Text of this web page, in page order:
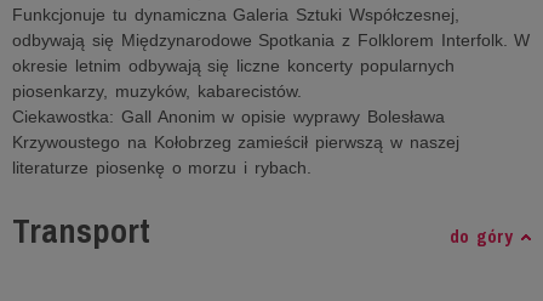
Funkcjonuje tu dynamiczna Galeria Sztuki Współczesnej,
odbywają się Międzynarodowe Spotkania z Folklorem Interfolk. W
okresie letnim odbywają się liczne koncerty popularnych
piosenkarzy, muzyków, kabarecistów.
Ciekawostka: Gall Anonim w opisie wyprawy Bolesława
Krzywoustego na Kołobrzeg zamieścił pierwszą w naszej
literaturze piosenkę o morzu i rybach.
Transport do góry